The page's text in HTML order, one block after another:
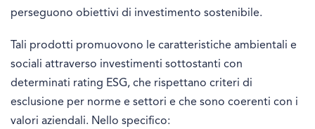
perseguono obiettivi di investimento sostenibile.
Tali prodotti promuovono le caratteristiche ambientali e
sociali attraverso investimenti sottostanti con
determinati rating ESG, che rispettano criteri di
esclusione per norme e settori e che sono coerenti con i
valori aziendali. Nello specifico: